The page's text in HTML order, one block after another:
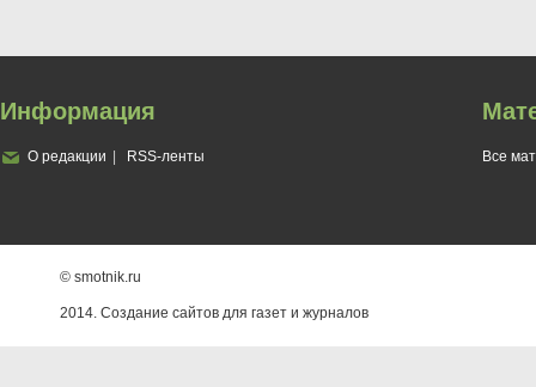
Информация
О редакции RSS-ленты Все
© smotnik.ru
2014. Создание сайтов для газет и журналов